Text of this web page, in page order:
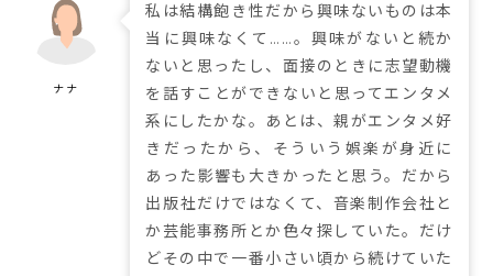
私は結構飽き性だから興味ないものは本
当に興味なくて……。興味がないと続か
ないと思ったし、面接のときに志望動機
を話すことができないと思ってエンタメ
系にしたかな。あとは、親がエンタメ好
きだったから、そういう娯楽が身近に
あった影響も大きかったと思う。だから
出版社だけではなくて、音楽制作会社と
か芸能事務所とか色々探していた。だけ
どその中で一番小さい頃から続けていた